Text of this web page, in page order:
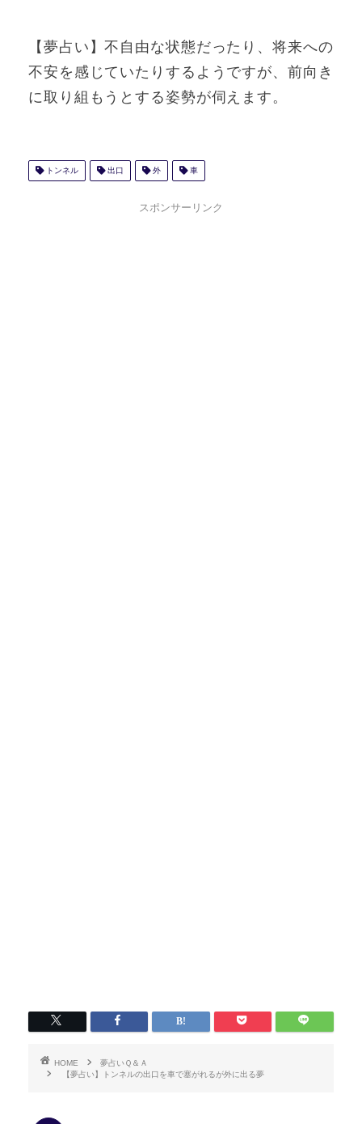
【夢占い】不自由な状態だったり、将来への
不安を感じていたりするようですが、前向き
に取り組もうとする姿勢が伺えます。
トンネル 出口 外 車
スポンサーリンク
HOME
夢占いＱ＆Ａ
【夢占い】トンネルの出口を車で塞がれるが外に出る夢